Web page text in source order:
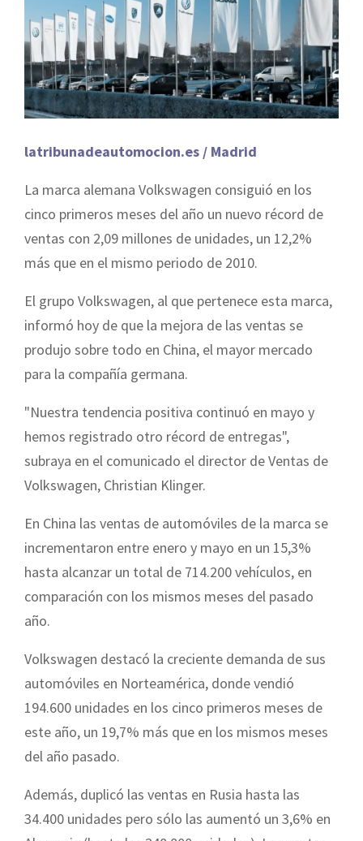
latribunadeautomocion.es / Madrid
La marca alemana Volkswagen consiguió en los
cinco primeros meses del año un nuevo récord de
ventas con 2,09 millones de unidades, un 12,2%
más que en el mismo periodo de 2010.
El grupo Volkswagen, al que pertenece esta marca,
informó hoy de que la mejora de las ventas se
produjo sobre todo en China, el mayor mercado
para la compañía germana.
"Nuestra tendencia positiva continuó en mayo y
hemos registrado otro récord de entregas",
subraya en el comunicado el director de Ventas de
Volkswagen, Christian Klinger.
En China las ventas de automóviles de la marca se
incrementaron entre enero y mayo en un 15,3%
hasta alcanzar un total de 714.200 vehículos, en
comparación con los mismos meses del pasado
año.
Volkswagen destacó la creciente demanda de sus
automóviles en Norteamérica, donde vendió
194.600 unidades en los cinco primeros meses de
este año, un 19,7% más que en los mismos meses
del año pasado.
Además, duplicó las ventas en Rusia hasta las
34.400 unidades pero sólo las aumentó un 3,6% en